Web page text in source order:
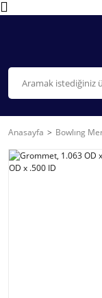
Anasayfa Bowlıng